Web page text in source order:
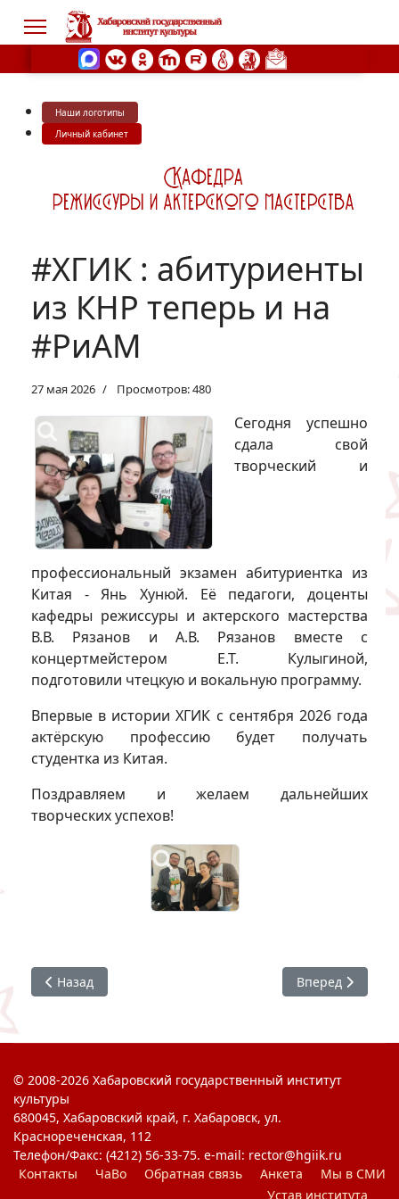
Наши логотипы
Личный кабинет
#ХГИК : абитуриенты
из КНР теперь и на
#РиАМ
27 мая 2026 Просмотров: 480
Сегодня успешно
сдала свой
творческий и
профессиональный экзамен абитуриентка из
Китая - Янь Хунюй. Её педагоги, доценты
кафедры режиссуры и актерского мастерства
В.В. Рязанов и А.В. Рязанов вместе с
концертмейстером Е.Т. Кулыгиной,
подготовили чтецкую и вокальную программу.
Впервые в истории ХГИК с сентября 2026 года
актёрскую профессию будет получать
студентка из Китая.
Поздравляем и желаем дальнейших
творческих успехов!
Предыдущий: #РиАМ : Дипломфест
Назад Следующий:
Вперед
© 2008-2026 Хабаровский государственный институт
культуры
680045, Хабаровский край, г. Хабаровск, ул.
Краснореченская, 112
Телефон/Факс: (4212) 56-33-75. e-mail: rector@hgiik.ru
Контакты
ЧаВо Обратная связь Анкета
Мы в СМИ
Устав института